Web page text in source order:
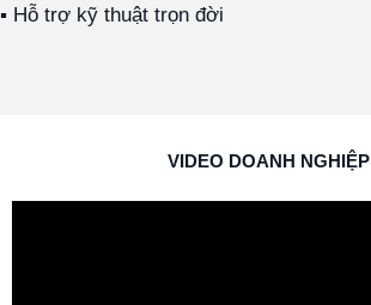
▪ Hỗ trợ kỹ thuật trọn đời
VIDEO DOANH NGHIỆP